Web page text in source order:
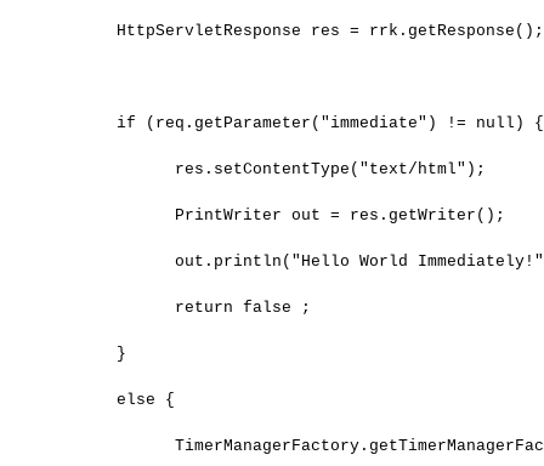
HttpServletResponse res = rrk.getResponse();
if (req.getParameter("immediate") != null) {
res.setContentType("text/html");
PrintWriter out = res.getWriter();
out.println("Hello World
return false ;
}
else {